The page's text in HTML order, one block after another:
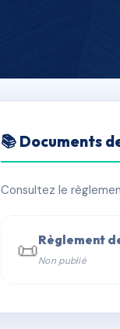
LE
📍 19 bd pasteur
📞 Contacter
📚 Documents
Consultez le
📜Règlement
Non publié